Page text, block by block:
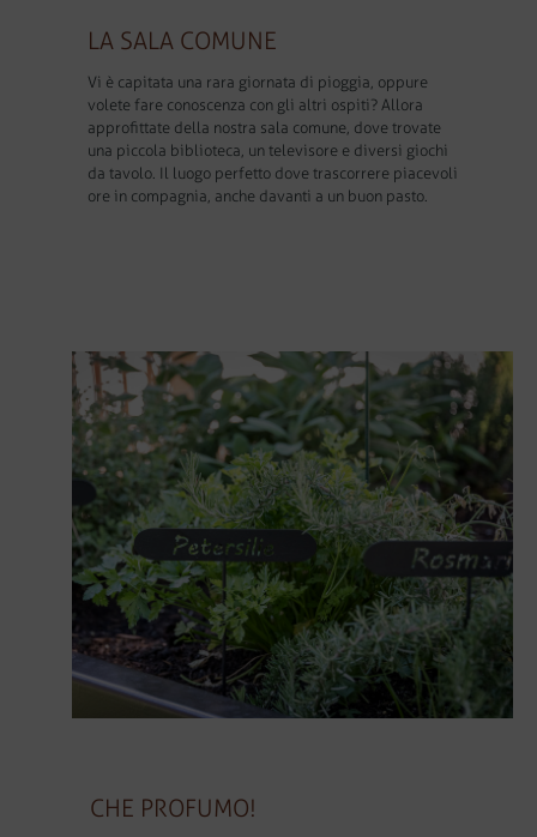
LA SALA COMUNE
Vi è capitata una rara giornata di pioggia, oppure
volete fare conoscenza con gli altri ospiti? Allora
approfittate della nostra sala comune, dove trovate
una piccola biblioteca, un televisore e diversi giochi
da tavolo. Il luogo perfetto dove trascorrere piacevoli
ore in compagnia, anche davanti a un buon pasto.
CHE PROFUMO!